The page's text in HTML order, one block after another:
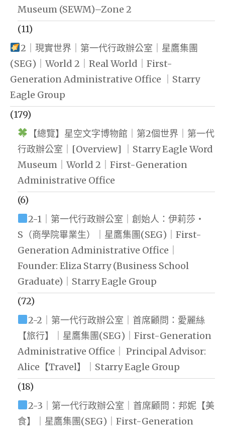
Museum (SEWM)–Zone 2
(11)
2｜現實世界｜第一代行政辦公室｜星鷹集團
(SEG)｜World 2｜Real World｜First-
Generation Administrative Office ｜Starry
Eagle Group
(179)
【總覽】星空文字博物館｜第2個世界｜第一代
行政辦公室｜[Overview] ｜Starry Eagle Word
Museum｜World 2｜First-Generation
Administrative Office
(6)
2-1｜第一代行政辦公室｜創始人：伊莉莎・
S（商學院畢業生）｜星鷹集團(SEG)｜First-
Generation Administrative Office｜
Founder: Eliza Starry (Business School
Graduate)｜Starry Eagle Group
(72)
2-2｜第一代行政辦公室｜首席顧問：愛麗絲
【旅行】｜星鷹集團(SEG)｜First-Generation
Administrative Office｜ Principal Advisor:
Alice【Travel】｜Starry Eagle Group
(18)
2-3｜第一代行政辦公室｜首席顧問：邦妮【美
食】｜星鷹集團(SEG)｜First-Generation